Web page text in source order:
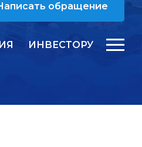
обращение
ИНВЕСТОРУ